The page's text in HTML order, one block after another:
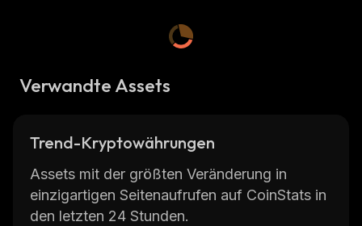
Verwandte Assets
Trend-Kryptowährungen
Assets mit der größten Veränderung in
einzigartigen Seitenaufrufen auf CoinStats in
den letzten 24 Stunden.